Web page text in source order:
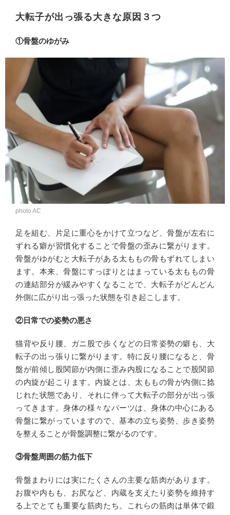
大転子が出っ張る大きな原因３つ
①骨盤のゆがみ
photo AC
足を組む、片足に重心をかけて立つなど、骨盤が左右に
ずれる癖が習慣化することで骨盤の歪みに繋がります。
骨盤がゆがむと大転子がある太ももの骨もずれてしまい
ます。本来、骨盤にすっぽりとはまっている太ももの骨
の連結部分が緩みやすくなることで、大転子がどんどん
外側に広がり出っ張った状態を引き起こします。
②日常での姿勢の悪さ
猫背や反り腰、ガニ股で歩くなどの日常姿勢の癖も、大
転子の出っ張りに繋がります。特に反り腰になると、骨
盤が前傾し股関節が内側に歪み内股になることで股関節
の内旋が起こります。内旋とは、太ももの骨が内側に捻
じれた状態であり、それに伴って大転子の部分が出っ張
ってきます。身体の様々なパーツは、身体の中心にある
骨盤に繋がっていますので、基本の立ち姿勢、歩き姿勢
を整えることが骨盤調整に繋がるのです。
③骨盤周囲の筋力低下
骨盤まわりには実にたくさんの主要な筋肉があります。
お腹や内もも、お尻など、内蔵を支えたり姿勢を維持す
る上でとても重要な筋肉たち。これらの筋肉は単体で鍛